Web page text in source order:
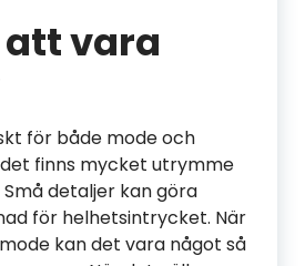
vara
för både mode och
finns mycket utrymme
detaljer kan göra
för helhetsintrycket. När
kan det vara något så